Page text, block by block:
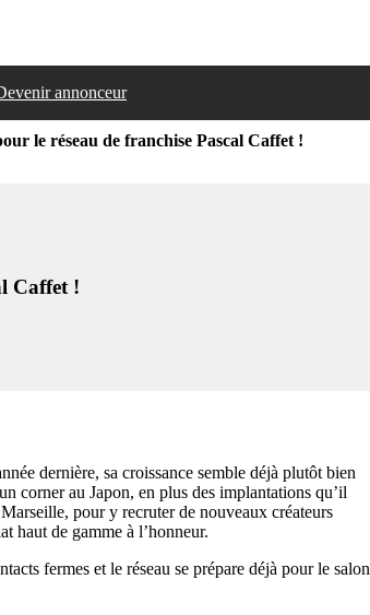
annonceur
le réseau de franchise Pascal Caffet !
Caffet !
dernière, sa croissance semble déjà plutôt bien
corner au Japon, en plus des implantations qu’il
pour y recruter de nouveaux créateurs
haut de gamme à l’honneur.
fermes et le réseau se prépare déjà pour le salon